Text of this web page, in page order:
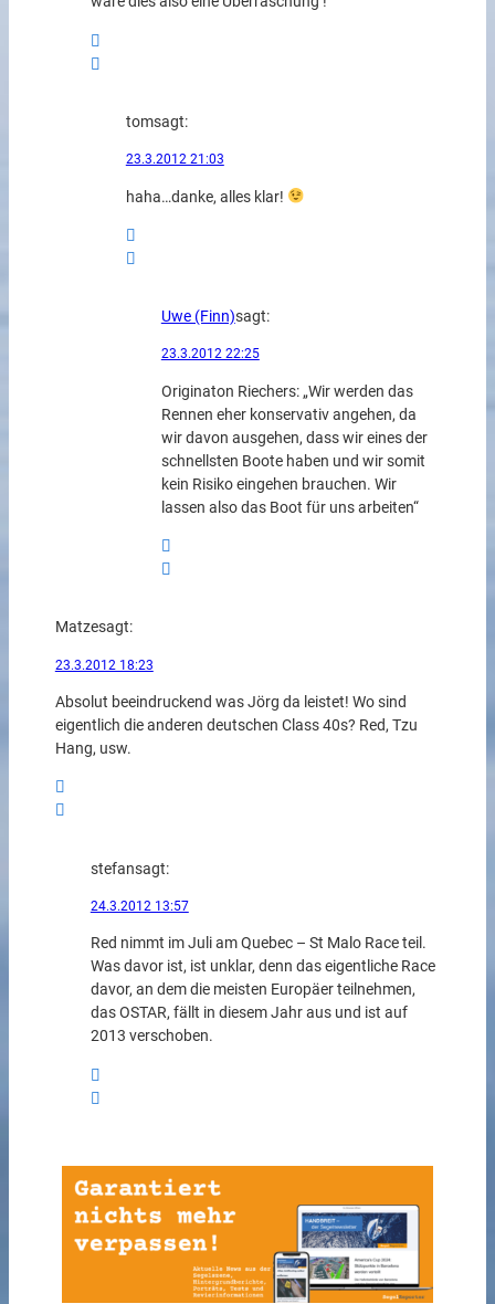
tomsagt:
23.3.2012 21:03
haha…danke, alles klar!
Uwe (Finn)sagt:
23.3.2012 22:25
Originaton Riechers: „Wir werden das
Rennen eher konservativ angehen, da
wir davon ausgehen, dass wir eines der
schnellsten Boote haben und wir somit
kein Risiko eingehen brauchen. Wir
lassen also das Boot für uns arbeiten“
Matzesagt:
23.3.2012 18:23
Absolut beeindruckend was Jörg da leistet! Wo sind
eigentlich die anderen deutschen Class 40s? Red, Tzu
Hang, usw.
stefansagt:
24.3.2012 13:57
Red nimmt im Juli am Quebec – St Malo Race teil.
Was davor ist, ist unklar, denn das eigentliche Race
davor, an dem die meisten Europäer teilnehmen,
das OSTAR, fällt in diesem Jahr aus und ist auf
2013 verschoben.